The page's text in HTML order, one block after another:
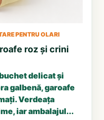
PENTRU OLARI
roz și crini
delicat și
galbenă, garoafe
Verdeața
iar ambalajul...